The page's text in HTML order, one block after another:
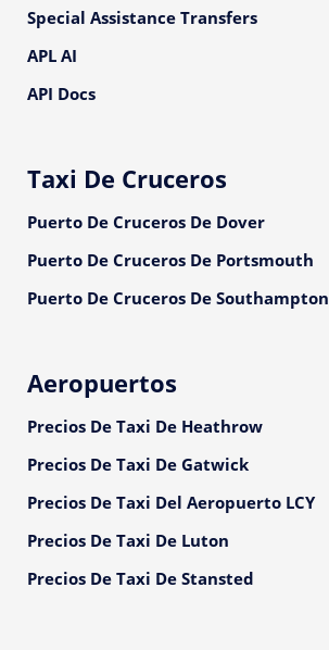
Special Assistance Transfers
APL AI
API Docs
Taxi De Cruceros
Puerto De Cruceros De Dover
Puerto De Cruceros De Portsmouth
Puerto De Cruceros De Southampton
Aeropuertos
Precios De Taxi De Heathrow
Precios De Taxi De Gatwick
Precios De Taxi Del Aeropuerto LCY
Precios De Taxi De Luton
Precios De Taxi De Stansted